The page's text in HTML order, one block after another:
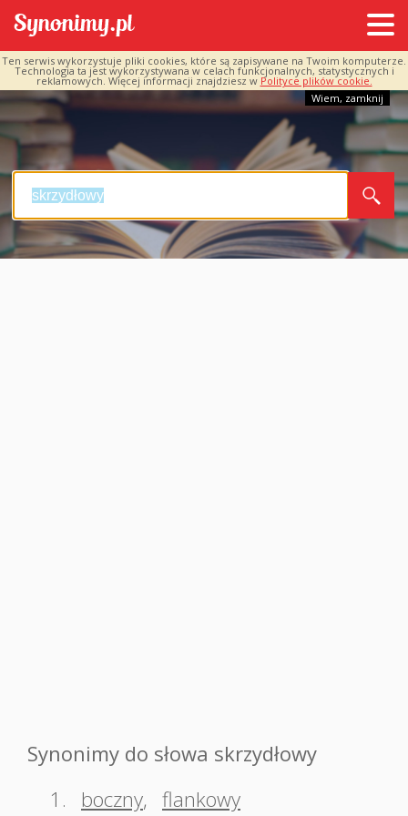
Ten serwis wykorzystuje pliki cookies, które są zapisywane na Twoim komputerze.
Technologia ta jest wykorzystywana w celach funkcjonalnych, statystycznych i
reklamowych. Więcej informacji znajdziesz w Polityce plików cookie.
Wiem, zamknij
Synonimy do słowa skrzydłowy
1.
boczny, flankowy